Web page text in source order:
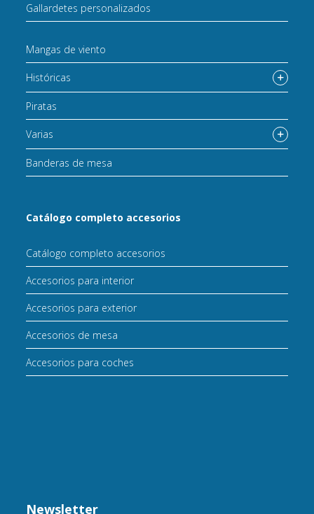
Gallardetes personalizados
Mangas de viento
Históricas
Piratas
Varias
Banderas de mesa
Catálogo completo accesorios
Catálogo completo accesorios
Accesorios para interior
Accesorios para exterior
Accesorios de mesa
Accesorios para coches
Newsletter